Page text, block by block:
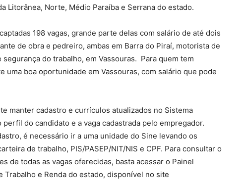
Litorânea, Norte, Médio Paraíba e Serrana do estado.
198 vagas, grande parte delas com salário de até dois
de obra e pedreiro, ambas em Barra do Piraí, motorista de
do trabalho, em Vassouras. Para quem tem
uma boa oportunidade em Vassouras, com salário que pode
manter cadastro e currículos atualizados no Sistema
do candidato e a vaga cadastrada pelo empregador.
é necessário ir a uma unidade do Sine levando os
de trabalho, PIS/PASEP/NIT/NIS e CPF. Para consultar o
de todas as vagas oferecidas, basta acessar o Painel
Trabalho e Renda do estado, disponível no site